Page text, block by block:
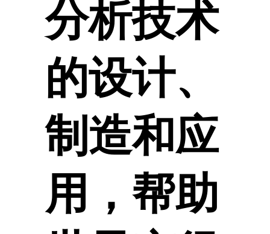
分析技术
的设计、
制造和应
用，帮助